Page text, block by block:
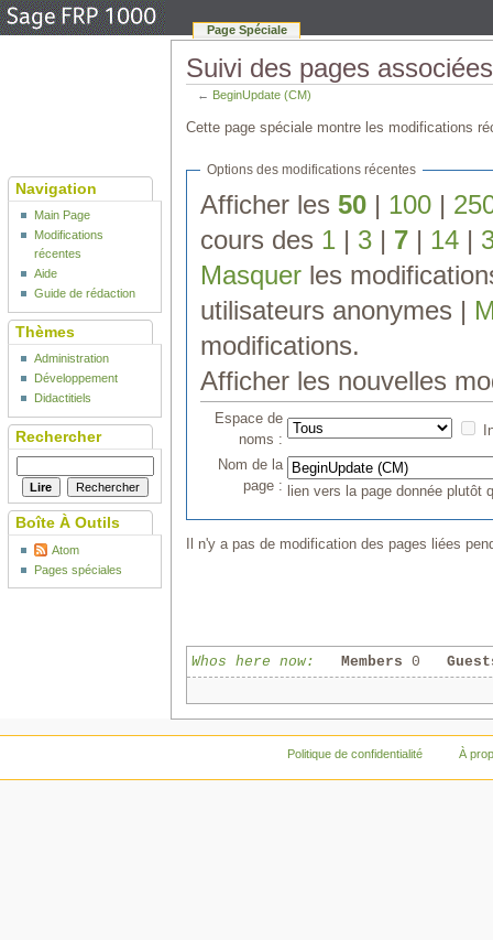
Suivi des pages
← BeginUpdate (CM)
Cette page spéciale montre les modifications
Options des modifications récentes
Afficher les50 | 100 |
cours des 1 | 3 | 7 | 14 |
Masquer les
utilisateurs anonymes |
modifications.
Afficher les nouvelles
Espace de
noms :
Nom de la
page :
lien vers la page donnée plutôt
Il n'y a pas de modification des pages liées
Whos here now: Members 0
Page Spéciale
Navigation
Main Page
Modifications
récentes
Aide
Guide de rédaction
Thèmes
Administration
Développement
Didactitiels
Rechercher
Boîte À Outils
Atom
Pages spéciales
Politique de confidentialité À